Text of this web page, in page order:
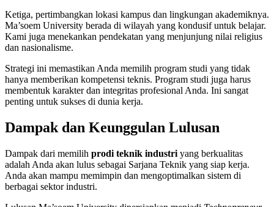
Ketiga, pertimbangkan lokasi kampus dan lingkungan akademiknya.
Ma’soem University berada di wilayah yang kondusif untuk belajar.
Kami juga menekankan pendekatan yang menjunjung nilai religius
dan nasionalisme.
Strategi ini memastikan Anda memilih program studi yang tidak
hanya memberikan kompetensi teknis. Program studi juga harus
membentuk karakter dan integritas profesional Anda. Ini sangat
penting untuk sukses di dunia kerja.
Dampak dan Keunggulan Lulusan
Dampak dari memilih prodi teknik industri yang berkualitas
adalah Anda akan lulus sebagai Sarjana Teknik yang siap kerja.
Anda akan mampu memimpin dan mengoptimalkan sistem di
berbagai sektor industri.